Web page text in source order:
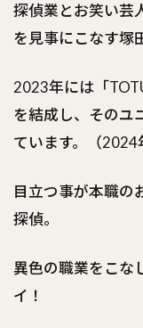
探偵業とお笑い芸
を見事にこなす塚
2023年には「
を結成し、そのユ
ています。（2024
目立つ事が本職の
探偵。
異色の職業をこな
イ！